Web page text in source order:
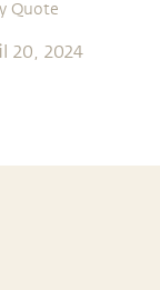
Quote
20, 2024